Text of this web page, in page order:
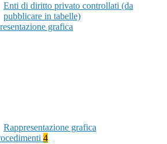
Enti di diritto privato controllati (da
pubblicare in tabelle)
grafica
Rappresentazione grafica
4